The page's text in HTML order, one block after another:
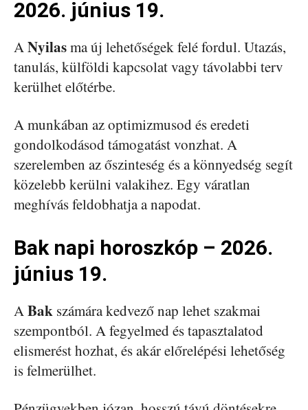
2026. június 19.
ANyilasma új lehetőségek felé fordul. Utazás,
tanulás, külföldi kapcsolat vagy távolabbi terv
kerülhet előtérbe.
A munkában az optimizmusod és eredeti
gondolkodásod támogatást vonzhat. A
szerelemben az őszinteség és a könnyedség segít
közelebb kerülni valakihez. Egy váratlan
meghívás feldobhatja a napodat.
Bak napi horoszkóp – 2026.
június 19.
ABak számára kedvező nap lehet szakmai
szempontból. A fegyelmed és tapasztalatod
elismerést hozhat, és akár előrelépési lehetőség
is felmerülhet.